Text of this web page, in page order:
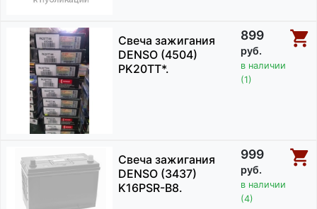
Свеча зажигания
DENSO (4504)
PK20TT*.
899
руб.
в наличии
(1)
Свеча зажигания
DENSO (3437)
K16PSR-B8.
999
руб.
в наличии
(4)